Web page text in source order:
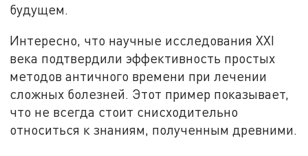
будущем.
Интересно, что научные исследования XXI
века подтвердили эффективность простых
методов античного времени при лечении
сложных болезней. Этот пример показывает,
что не всегда стоит снисходительно
относиться к знаниям, полученным древними.